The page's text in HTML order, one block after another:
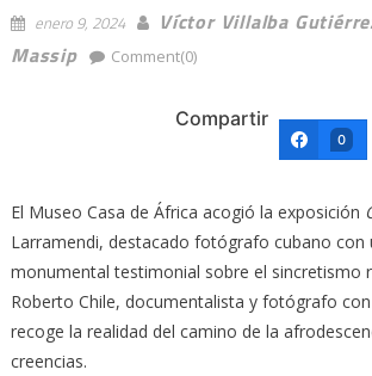
enero 9, 2024
Víctor Villalba
Massip
Comment(0)
Compartir
0
El Museo Casa de África acogió la exposición
Larramendi, destacado fotógrafo cubano con
monumental testimonial sobre el sincretismo
Roberto Chile, documentalista y fotógrafo
recoge la realidad del camino de la
creencias.